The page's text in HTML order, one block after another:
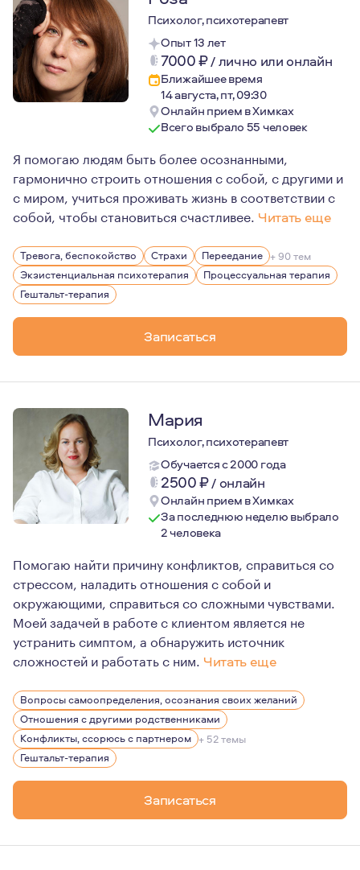
Психолог, психотерапевт
Опыт 13 лет
7000₽/лично или онлайн
Ближайшее время
14 августа, пт, 09:30
Онлайн прием в Химках
Всего выбрало 55 человек
Я помогаю людям быть более осознанными,
гармонично строить отношения с собой, с другими и
с миром, учиться проживать жизнь в соответствии с
собой, чтобы становиться счастливее. Читать еще
Меня зовут Роза Герман, я психолог. Для меня это не
Немного о себе: дважды замужем, дочь 12 лет. В
Тревога, беспокойство Страхи Переедание + 90 тем
Экзистенциальная психотерапия
Процессуальная терапия
Гештальт-терапия
Записаться
Мария
Психолог, психотерапевт
Обучается с 2000 года
2500₽/ онлайн
Онлайн прием в Химках
За последнюю неделю выбрало
2 человека
Помогаю найти причину конфликтов, справиться со
стрессом, наладить отношения с собой и
окружающими, справиться со сложными чувствами.
Моей задачей в работе с клиентом является не
устранить симптом, а обнаружить источник
сложностей и работать с ним. Читать еще
Профессия психолог мой осознанный выбор. Много
В настоящее время я продолжаю проходить личную
Вопросы самоопределения, осознания своих желаний
Отношения с другими родственниками
Конфликты, ссорюсь с партнером + 52 темы
Гештальт-терапия
Записаться